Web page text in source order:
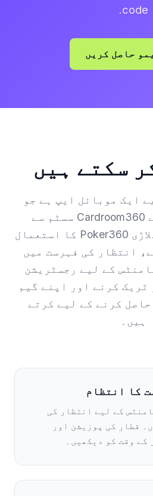
code.
حاصل کریں
سکتے ہیں
ایک موبائل ایپ ہے جو
براہ راست آپ کے Cardroom360 سسٹم سے
منسلک ہوتی ہے۔ کھلاڑی Poker360 کا استعمال
انتظار کی فہرست میں
کے لیے رجسٹریشن
ٹریک کرنے اور اپنے گیم
کرنے کے لیے کرتے
ہیں۔
کا انتظام
کے لیے انتظار کی
قطار کی پوزیشن اور
کے وقت کو دیکھیں۔